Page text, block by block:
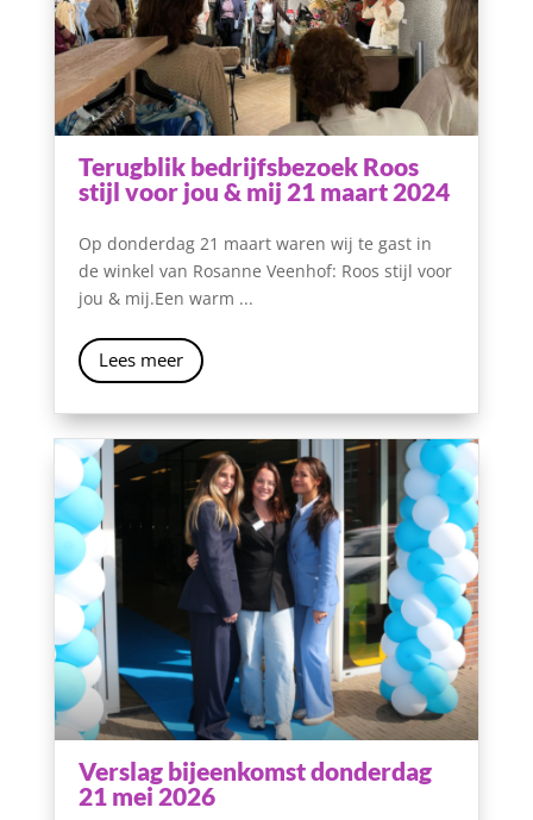
Terugblik bedrijfsbezoek Roos
stijl voor jou & mij 21 maart 2024
Op donderdag 21 maart waren wij te gast in
de winkel van Rosanne Veenhof: Roos stijl voor
jou & mij.Een warm ...
Lees meer
Verslag bijeenkomst donderdag
21 mei 2026